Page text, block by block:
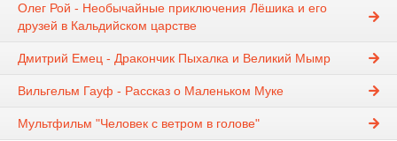
Олег Рой - Необычайные приключения Лёшика и его
друзей в Кальдийском царстве
Дмитрий Емец - Дракончик Пыхалка и Великий Мымр
Вильгельм Гауф - Рассказ о Маленьком Муке
Мультфильм "Человек с ветром в голове"